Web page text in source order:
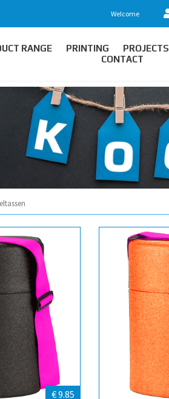
Welcome
RANGE PRINTING PROJECTS
CONTACT
€ 9.85